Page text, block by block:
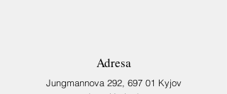
Adresa
Jungmannova 292, 697 01 Kyjov